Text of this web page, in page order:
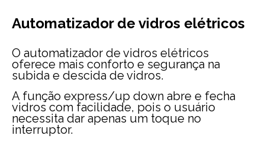
Automatizador de vidros elétricos
O automatizador de vidros elétricos
oferece mais conforto e segurança na
subida e descida de vidros.
A função express/up down abre e fecha
vidros com facilidade, pois o usuário
necessita dar apenas um toque no
interruptor.